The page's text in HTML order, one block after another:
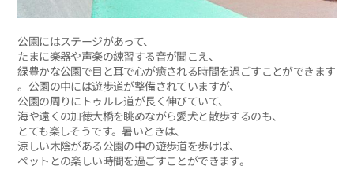
公園にはステージがあって、
たまに楽器や声楽の練習する音が聞こえ、
緑豊かな公園で目と耳で心が癒される時間を過ごすことができます
。公園の中には遊歩道が整備されていますが、
公園の周りにトゥルレ道が長く伸びていて、
海や遠くの加徳大橋を眺めながら愛犬と散歩するのも、
とても楽しそうです。暑いときは、
涼しい木陰がある公園の中の遊歩道を歩けば、
ペットとの楽しい時間を過ごすことができます。